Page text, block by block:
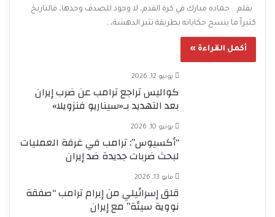
بقلم .. حماده مبارك في كرة القدم، لا وجود للصدف وحدها، فالتاريخ
كثيراً ما ينسج حكاياته بطريقة تثير الدهشة،…
أكمل القراءة »
يونيو 12, 2026
كواليس تراجع ترامب عن ضرب إيران
بعد التهديد بـ«سيناريو فنزويلا»
يونيو 10, 2026
“أكسيوس”: ترامب في غرفة العمليات
لبحث ضربات جديدة ضد إيران
مايو 13, 2026
قلق إسرائيلي من إبرام ترامب “صفقة
نووية سيئة” مع إيران